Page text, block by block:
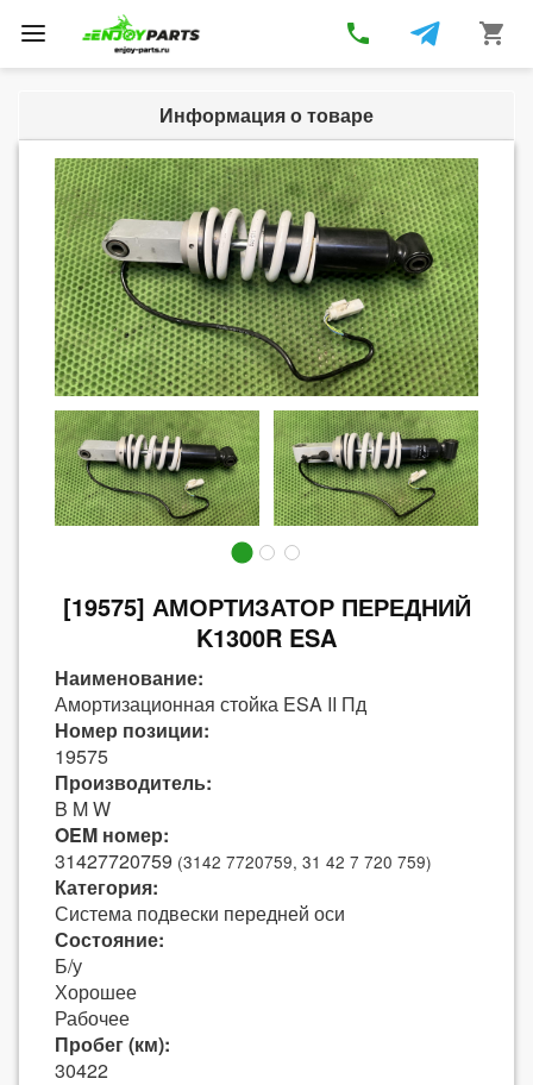
Toggle
navigation
phone shopping_cart
Информация о товаре
[19575] АМОРТИЗАТОР ПЕРЕДНИЙ
K1300R ESA
Наименование:
Амортизационная стойка ESA II Пд
Номер позиции:
19575
Производитель:
B M W
OEM номер:
31427720759 (3142 7720759, 31 42 7 720 759)
Категория:
Система подвески передней оси
Состояние:
Б/у
Хорошее
Рабочее
Пробег (км):
30422